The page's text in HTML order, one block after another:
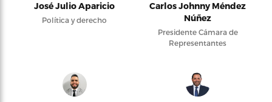
José Julio Aparicio
Política y derecho
Carlos Johnny Méndez
Núñez
Presidente Cámara de
Representantes